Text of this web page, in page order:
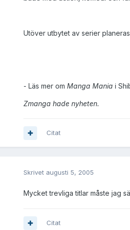
Utöver utbytet av serier
- Läs mer om Manga Mania i
Zmanga hade nyheten.
Citat
Skrivet augusti 5, 2005
Mycket trevliga titlar måste jag
Citat